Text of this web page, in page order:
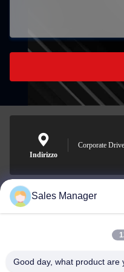
Indirizzo
Corporate
Sales Manager
Good day, what product are